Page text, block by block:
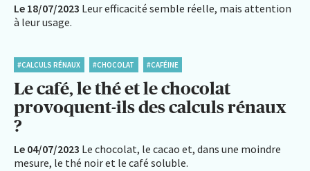
Le 18/07/2023 Leur efficacité semble réelle, mais attention
à leur usage.
#CALCULS RÉNAUX #CHOCOLAT #CAFÉINE
Le café, le thé et le chocolat
provoquent-ils des calculs rénaux
?
Le 04/07/2023 Le chocolat, le cacao et, dans une moindre
mesure, le thé noir et le café soluble.